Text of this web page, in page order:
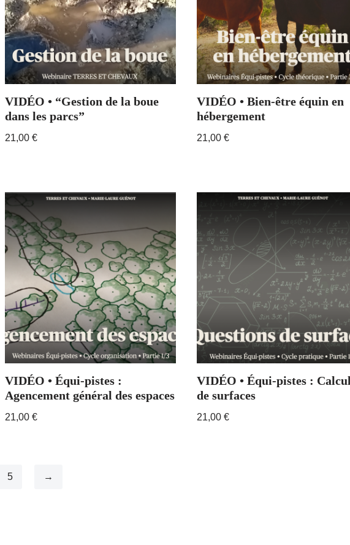
VIDÉO • “Gestion de la boue
dans les parcs”
21,00€
VIDÉO • Bien-être équin en
hébergement
21,00€
VIDÉO • Équi-pistes :
Agencement général des espaces
21,00€
VIDÉO • Équi-pistes :
de surfaces
21,00€
5 →